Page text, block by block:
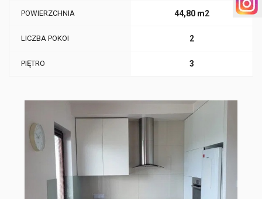
POWIERZCHNIA 44,80 m2
LICZBA POKOI 2
PIĘTRO 3